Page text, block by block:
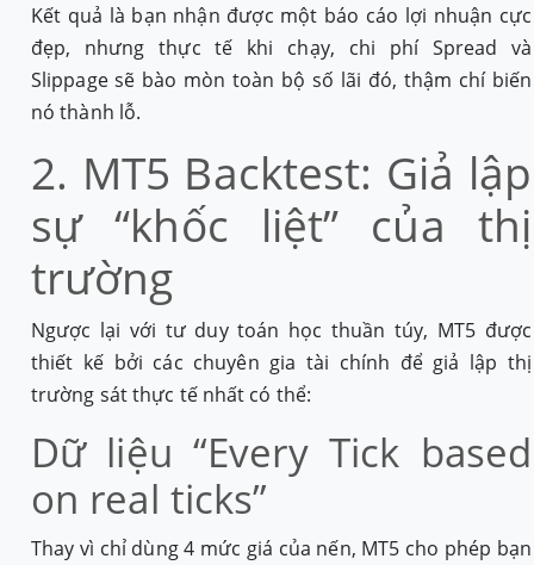
Kết quả là bạn nhận được một báo cáo lợi nhuận cực
đẹp, nhưng thực tế khi chạy, chi phí Spread và
Slippage sẽ bào mòn toàn bộ số lãi đó, thậm chí biến
nó thành lỗ.
2. MT5 Backtest: Giả lập
sự “khốc liệt” của thị
trường
Ngược lại với tư duy toán học thuần túy, MT5 được
thiết kế bởi các chuyên gia tài chính để giả lập thị
trường sát thực tế nhất có thể:
Dữ liệu “Every Tick based
on real ticks”
Thay vì chỉ dùng 4 mức giá của nến, MT5 cho phép bạn